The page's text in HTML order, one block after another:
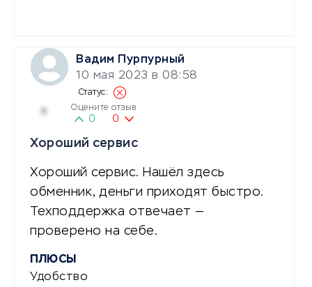
Вадим Пурпурный
10 мая 2023 в 08:58
Оцените отзыв
0 0
Хороший сервис
Хороший сервис. Нашёл здесь
обменник, деньги приходят быстро.
Техподдержка отвечает —
проверено на себе.
ПЛЮСЫ
Удобство